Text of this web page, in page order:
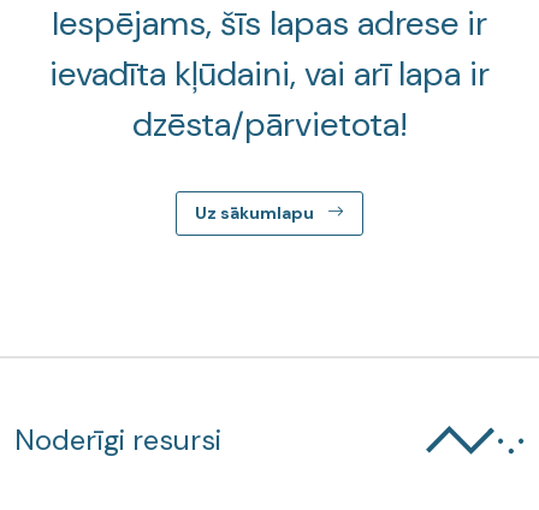
Iespējams, šīs lapas adrese ir
ievadīta kļūdaini, vai arī lapa ir
dzēsta/pārvietota!
Uz sākumlapu
Noderīgi resursi